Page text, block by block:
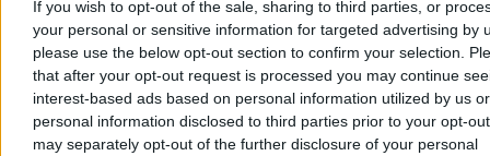
If you wish to opt-out of the sale, sharing to third parties, or
your personal or sensitive information for targeted advertising by
please use the below opt-out section to confirm your selection.
that after your opt-out request is processed you may continue
interest-based ads based on personal information utilized by us or
personal information disclosed to third parties prior to your opt-
may separately opt-out of the further disclosure of your personal
Reklama
Reklama